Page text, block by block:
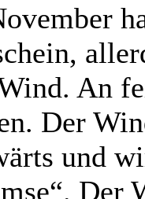
An
Der
und
Der